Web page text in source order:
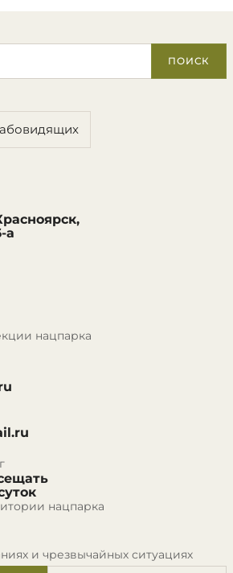
ПОИСК
а
нацпарка
нацпарка
и чрезвычайных ситуациях